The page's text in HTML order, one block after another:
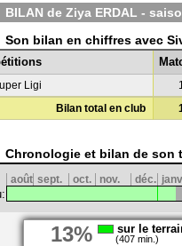
BILAN de Ziya ERDAL -
Son bilan en chiffres avec
Ligi
Bilan total en club
Chronologie et bilan de son
août sept. oct. nov. déc.
13% sur le
(407 min.)